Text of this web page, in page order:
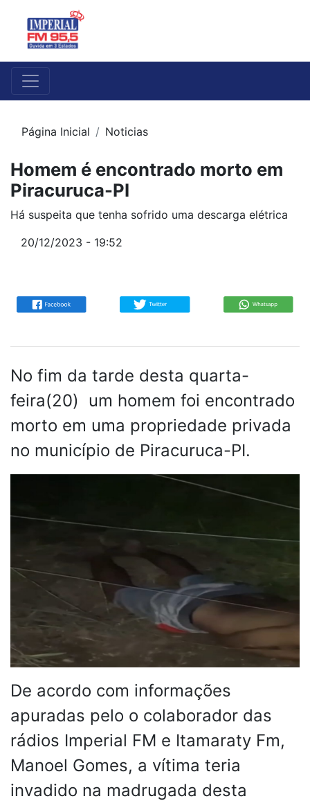
Página Inicial Noticias
Homem é encontrado morto em
Piracuruca-PI
Há suspeita que tenha sofrido uma descarga elétrica
20/12/2023 - 19:52
No fim da tarde desta quarta-
feira(20) um homem foi encontrado
morto em uma propriedade privada
no município de Piracuruca-PI.
De acordo com informações
apuradas pelo o colaborador das
rádios Imperial FM e Itamaraty Fm,
Manoel Gomes, a vítima teria
invadido na madrugada desta